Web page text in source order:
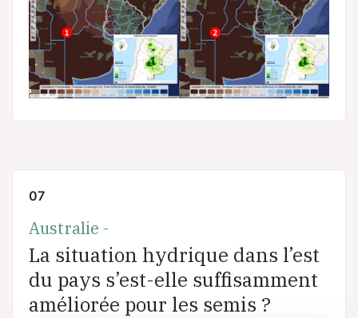
07
Australie -
La situation hydrique dans l’est
du pays s’est-elle suffisamment
améliorée pour les semis ?